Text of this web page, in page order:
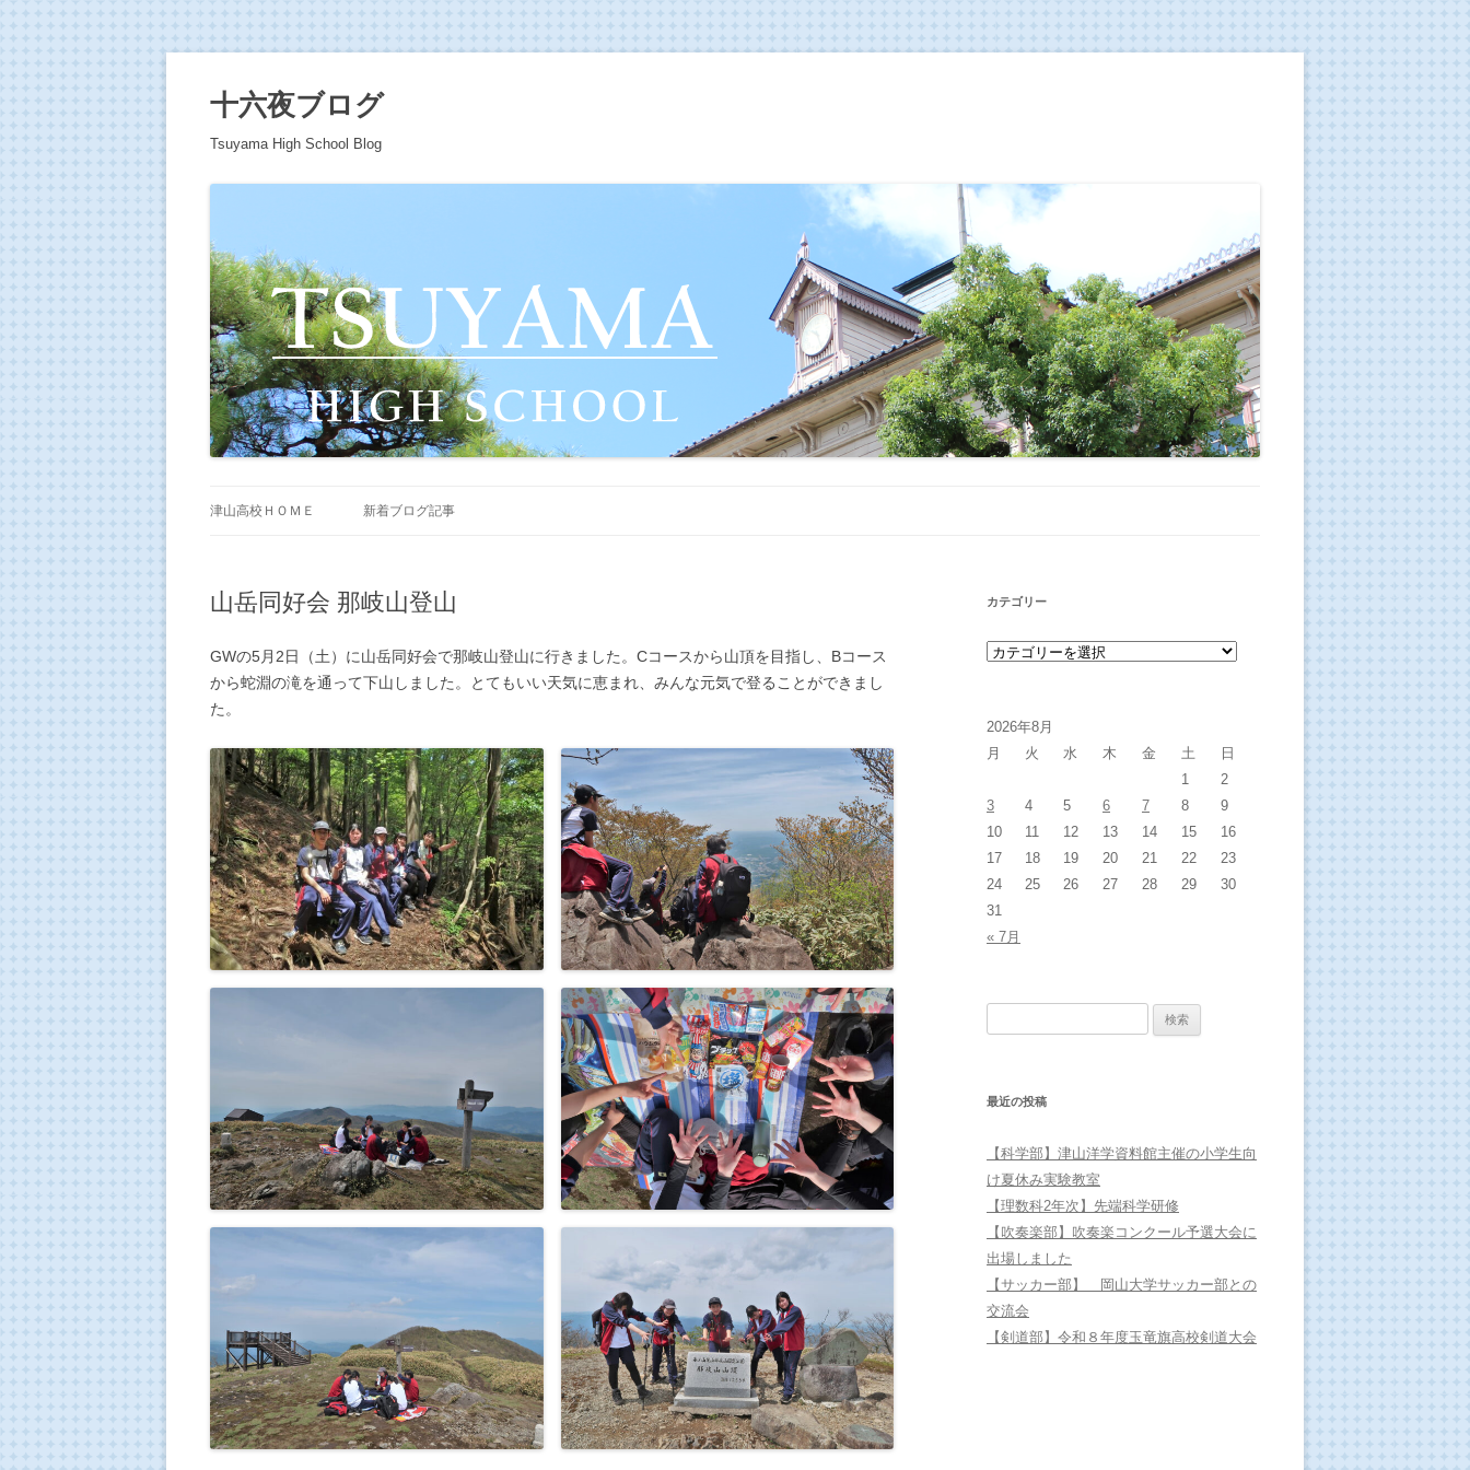
十六夜ブログ
Tsuyama High School Blog
津山高校ＨＯＭＥ 新着ブログ記事
山岳同好会 那岐山登山
GWの5月2日（土）に山岳同好会で那岐山登山に行きました。Cコースから山頂を目指し、Bコース
から蛇淵の滝を通って下山しました。とてもいい天気に恵まれ、みんな元気で登ることができまし
た。
カテゴリー
カテゴリー
2026年8月
月
火 水 木 金 土 日
« 7月
1
2
3
4 5 6 7 8
9
10
11 12 13 14 15
16
17
18 19 20 21 22
23
24
25 26 27 28 29
30
31
最近の投稿
【科学部】津山洋学資料館主催の小学生向
け夏休み実験教室
【理数科2年次】先端科学研修
【吹奏楽部】吹奏楽コンクール予選大会に
出場しました
【サッカー部】 岡山大学サッカー部との
交流会
【剣道部】令和８年度玉竜旗高校剣道大会